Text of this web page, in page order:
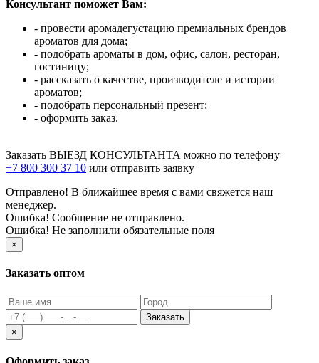
Консультант поможет Вам:
- провести аромадегустацию премиальных брендов
ароматов для дома;
- подобрать ароматы в дом, офис, салон, ресторан,
гостиницу;
- рассказать о качестве, производителе и истории
ароматов;
- подобрать персональный презент;
- оформить заказ.
Заказать ВЫЕЗД КОНСУЛЬТАНТА можно по телефону
+7 800 300 37 10 или отправить заявку
Отправлено! В ближайшее время с вами свяжется наш
менеджер.
Ошибка! Сообщение не отправлено.
Ошибка! Не заполнили обязательные поля
×
Заказать оптом
Заказать
×